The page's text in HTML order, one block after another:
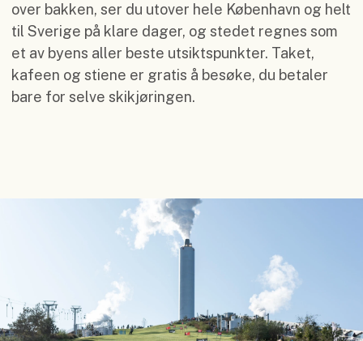
over bakken, ser du utover hele København og helt
til Sverige på klare dager, og stedet regnes som
et av byens aller beste utsiktspunkter. Taket,
kafeen og stiene er gratis å besøke, du betaler
bare for selve skikjøringen.